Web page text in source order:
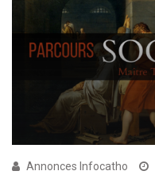
Annonces Infocatho